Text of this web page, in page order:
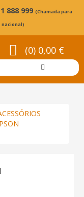
888 999 (Chamada para
nacional)
(0) 0,00 €